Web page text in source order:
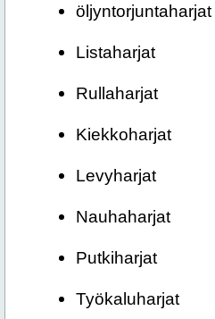
öljyntorjuntaharjat
Listaharjat
Rullaharjat
Kiekkoharjat
Levyharjat
Nauhaharjat
Putkiharjat
Työkaluharjat